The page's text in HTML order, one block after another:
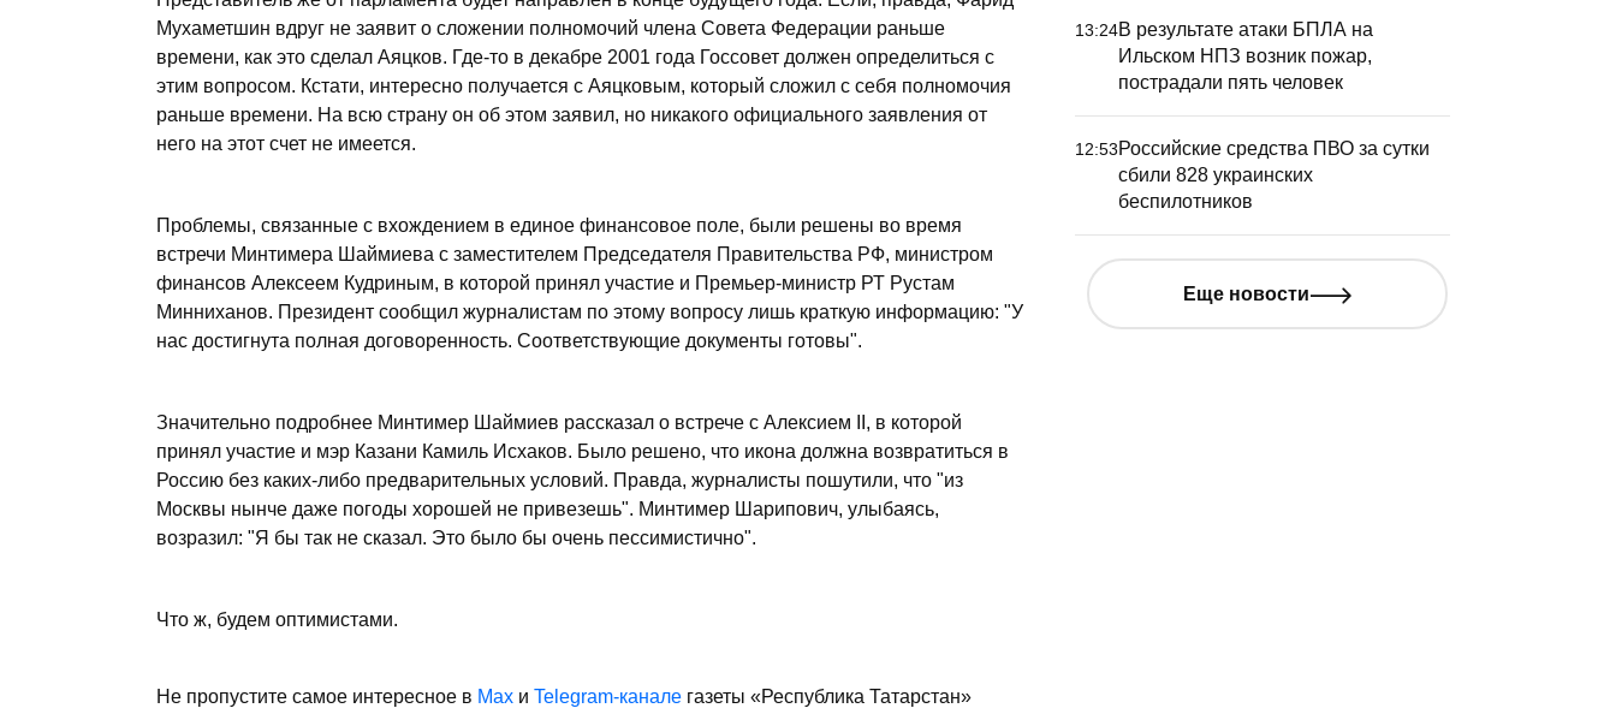
Мухаметшин вдруг не заявит о сложении полномочий члена Совета Федерации раньше
времени, как это сделал Аяцков. Где-то в декабре 2001 года Госсовет должен определиться с
этим вопросом. Кстати, интересно получается с Аяцковым, который сложил с себя полномочия
раньше времени. На всю страну он об этом заявил, но никакого официального заявления от
него на этот счет не имеется.
Проблемы, связанные с вхождением в единое финансовое поле, были решены во время
встречи Минтимера Шаймиева с заместителем Председателя Правительства РФ, министром
финансов Алексеем Кудриным, в которой принял участие и Премьер-министр РТ Рустам
Минниханов. Президент сообщил журналистам по этому вопросу лишь краткую информацию: "У
нас достигнута полная договоренность. Соответствующие документы готовы".
Значительно подробнее Минтимер Шаймиев рассказал о встрече с Алексием II, в которой
принял участие и мэр Казани Камиль Исхаков. Было решено, что икона должна возвратиться в
Россию без каких-либо предварительных условий. Правда, журналисты пошутили, что "из
Москвы нынче даже погоды хорошей не привезешь". Минтимер Шарипович, улыбаясь,
возразил: "Я бы так не сказал. Это было бы очень пессимистично".
Что ж, будем оптимистами.
Не пропустите самое интересное в Max и Telegram-канале газеты «Республика Татарстан»
13:24В результате атаки БПЛА на
Ильском НПЗ возник пожар,
пострадали пять человек
12:53Российские средства ПВО за сутки
сбили 828 украинских
беспилотников
Еще новости